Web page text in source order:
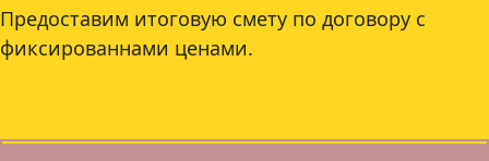
Предоставим итоговую смету по договору с
фиксированнами ценами.